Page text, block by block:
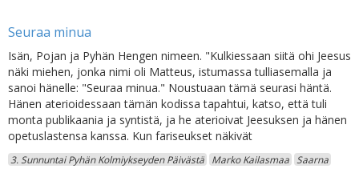
Seuraa minua
Isän, Pojan ja Pyhän Hengen nimeen. "Kulkiessaan siitä ohi Jeesus
näki miehen, jonka nimi oli Matteus, istumassa tulliasemalla ja
sanoi hänelle: "Seuraa minua." Noustuaan tämä seurasi häntä.
Hänen aterioidessaan tämän kodissa tapahtui, katso, että tuli
monta publikaania ja syntistä, ja he aterioivat Jeesuksen ja hänen
opetuslastensa kanssa. Kun fariseukset näkivät
3. Sunnuntai Pyhän Kolmiykseyden Päivästä Marko Kailasmaa Saarna